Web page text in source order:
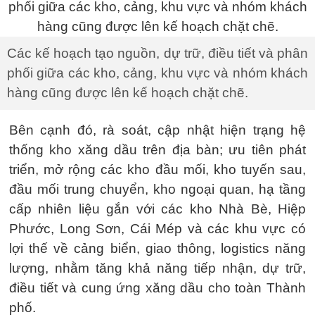
Các kế hoạch tạo nguồn, dự trữ, điều tiết và phân
phối giữa các kho, cảng, khu vực và nhóm khách
hàng cũng được lên kế hoạch chặt chẽ.
Bên cạnh đó, rà soát, cập nhật hiện trạng hệ
thống kho xăng dầu trên địa bàn; ưu tiên phát
triển, mở rộng các kho đầu mối, kho tuyến sau,
đầu mối trung chuyển, kho ngoại quan, hạ tầng
cấp nhiên liệu gắn với các kho Nhà Bè, Hiệp
Phước, Long Sơn, Cái Mép và các khu vực có
lợi thế về cảng biển, giao thông, logistics năng
lượng, nhằm tăng khả năng tiếp nhận, dự trữ,
điều tiết và cung ứng xăng dầu cho toàn Thành
phố.